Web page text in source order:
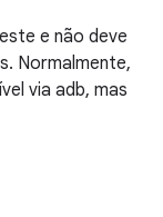
e não deve
Normalmente,
via adb, mas